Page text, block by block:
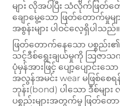
များ လိုအပ်ပြီး သံလိုက်ဖြတ်တ
ချောမွေ့သော ဖြတ်တောက်
အစွန်းများ ပါဝင်လေ့ရှိပါသည်။
ဖြတ်တောက်နေသော ပစ္စည်
သင့်ဒီစ်ရွေးချယ်မှုကို ဩဇာ
ပုံမှန်အားဖြင့် ပျော့ပျောင်းသ
အလွန်အမင်း wear မဖြစ်စေရ
ဘုန်း(bond) ပါသော ဒီစ်မျာ
ပစ္စည်းများအတွက်မူ ဖြတ်တ